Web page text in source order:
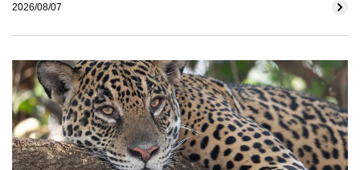
2026/08/07